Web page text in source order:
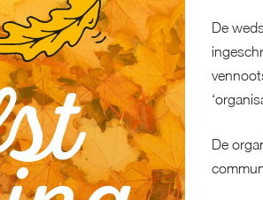
De
De